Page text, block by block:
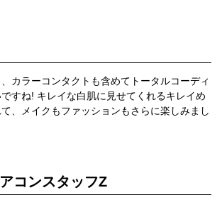
カラーコンタクトも含めてトータルコーディ
すね! キレイな白肌に見せてくれるキレイめ
、メイクもファッションもさらに楽しみまし
コンスタッフZ